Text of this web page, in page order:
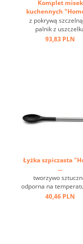
Komplet misek
kuchennych
z pokrywą
palnik z
silikonową,
93,83 PLN
Łyżka szpiczasta
...
tworzywo
odporna na
+ 220 st.C, stal
40,46 PLN